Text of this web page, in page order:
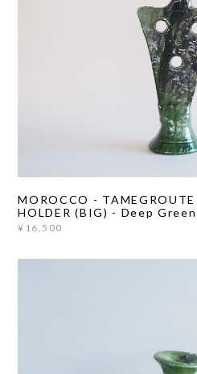
MOROCCO -
HOLDER (BIG) - Deep Green
¥16,500